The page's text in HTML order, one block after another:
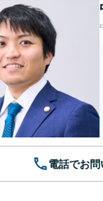
電話でお